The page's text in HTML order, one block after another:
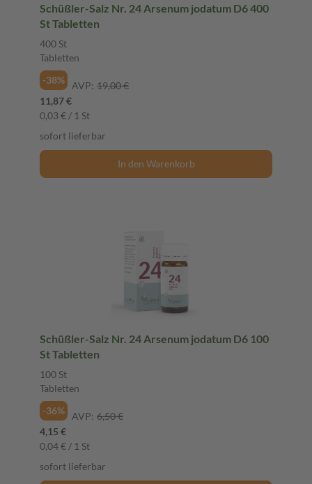
Schüßler-Salz Nr. 24 Arsenum jodatum D6 400
St Tabletten
400 St
Tabletten
-38%
AVP: 19,00 €
11,87 €
0,03 € / 1 St
sofort lieferbar
In den Warenkorb
Schüßler-Salz Nr. 24 Arsenum jodatum D6 100
St Tabletten
100 St
Tabletten
-36%
AVP: 6,50 €
4,15 €
0,04 € / 1 St
sofort lieferbar